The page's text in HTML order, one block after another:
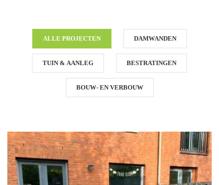
ALLE PROJECTEN DAMWANDEN
TUIN & AANLEG BESTRATINGEN
BOUW- EN VERBOUW